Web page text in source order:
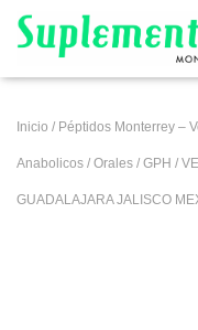
Inicio / Péptidos Monterrey –
Anabolicos / Orales / GPH /
GUADALAJARA JALISCO